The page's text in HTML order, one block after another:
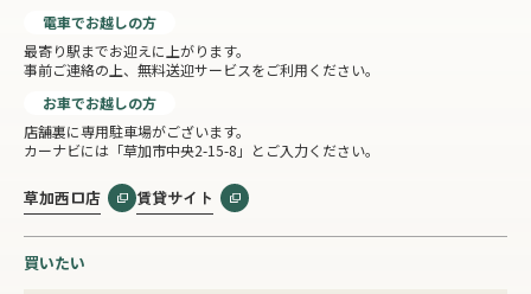
電車でお越しの方
最寄り駅までお迎えに上がります。
事前ご連絡の上、無料送迎サービスをご利用ください。
お車でお越しの方
店舗裏に専用駐車場がございます。
カーナビには「草加市中央2-15-8」とご入力ください。
草加西口店 賃貸サイト
買いたい